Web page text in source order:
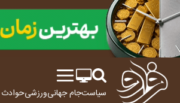
سیاستجام جهانیورزشیحوادث